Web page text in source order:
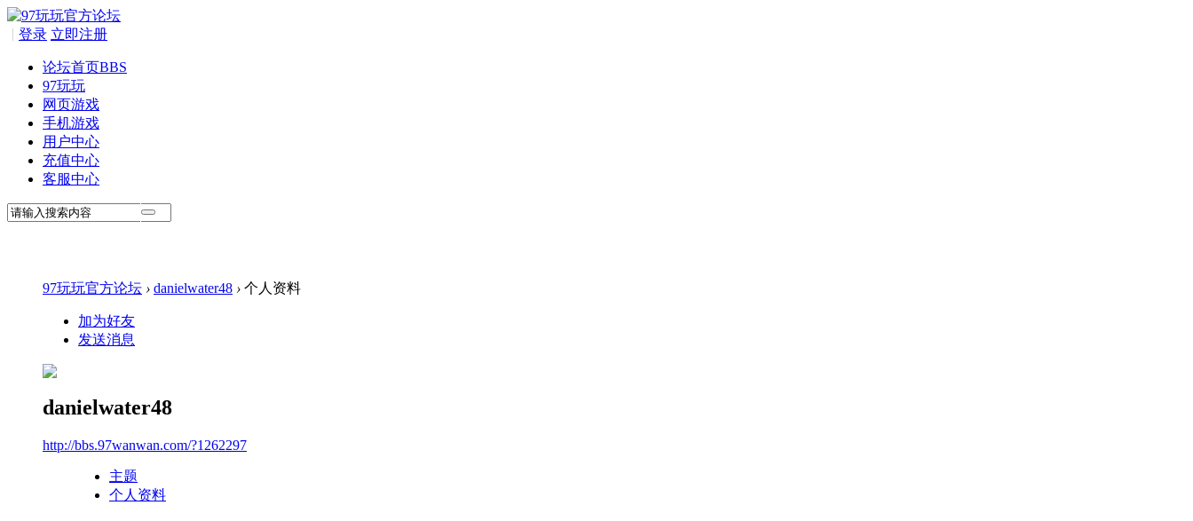
登录
| 立即注册
论坛首页BBS
97玩玩
网页游戏
手机游戏
用户中心
充值中心
客服中心
97玩玩官方论坛 › danielwater48 › 个人资料
加为好友
发送消息
danielwater48
http://bbs.97wanwan.com/?1262297
主题
个人资料